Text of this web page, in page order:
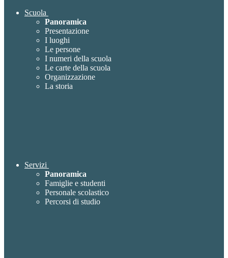
Scuola
Panoramica
Presentazione
I luoghi
Le persone
I numeri della scuola
Le carte della scuola
Organizzazione
La storia
Servizi
Panoramica
Famiglie e studenti
Personale scolastico
Percorsi di studio